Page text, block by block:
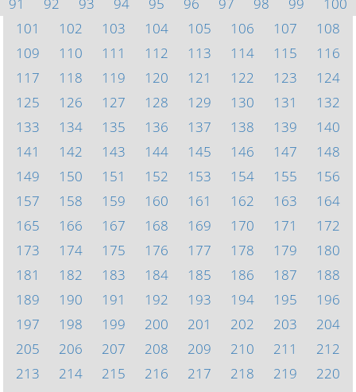
101
102 103 104 105 106 107
108
109
110 111 112 113 114 115
116
117
118 119 120 121 122 123
124
125
126 127 128 129 130 131
132
133
134 135 136 137 138 139
140
141
142 143 144 145 146 147
148
149
150 151 152 153 154 155
156
157
158 159 160 161 162 163
164
165
166 167 168 169 170 171
172
173
174 175 176 177 178 179
180
181
182 183 184 185 186 187
188
189
190 191 192 193 194 195
196
197
198 199 200 201 202 203
204
205
206 207 208 209 210 211
212
213
214 215 216 217 218 219
220